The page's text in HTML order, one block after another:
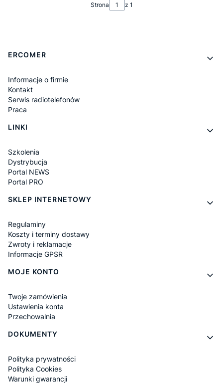
Strona z 1
Linki w stopce
ERCOMER
Informacje o firmie
Kontakt
Serwis radiotelefonów
Praca
LINKI
Szkolenia
Dystrybucja
Portal NEWS
Portal PRO
SKLEP INTERNETOWY
Regulaminy
Koszty i terminy dostawy
Zwroty i reklamacje
Informacje GPSR
MOJE KONTO
Twoje zamówienia
Ustawienia konta
Przechowalnia
DOKUMENTY
Polityka prywatności
Polityka Cookies
Warunki gwarancji